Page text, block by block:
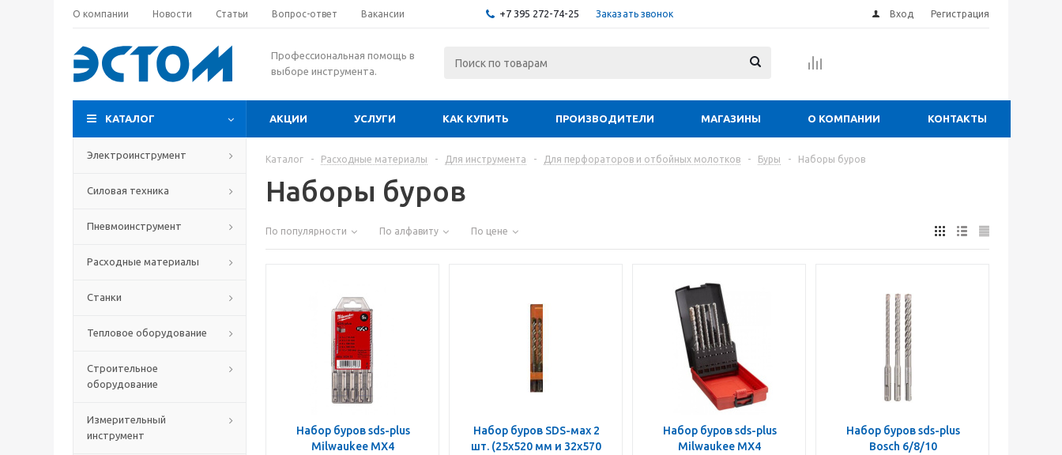
О компании Новости Статьи Вопрос-ответ Вакансии +7 395 272-74-25 Заказать звонок Вход Регистрация
Профессиональная помощь в
выборе инструмента.
КАТАЛОГ АКЦИИ УСЛУГИ КАК КУПИТЬ ПРОИЗВОДИТЕЛИ МАГАЗИНЫ О КОМПАНИИ КОНТАКТЫ
Электроинструмент
Силовая техника
Пневмоинструмент
Расходные материалы
Станки
Тепловое оборудование
Строительное
оборудование
Измерительный
инструмент
Каталог - Расходные материалы - Для инструмента - Для перфораторов и отбойных молотков - Буры - Наборы буров
Наборы буров
По популярности По алфавиту По цене
Набор буров sds-plus
Milwaukee MX4
Набор буров SDS-мах 2
шт. (25х520 мм и 32х570
Набор буров sds-plus
Milwaukee MX4
Набор буров sds-plus
Bosch 6/8/10